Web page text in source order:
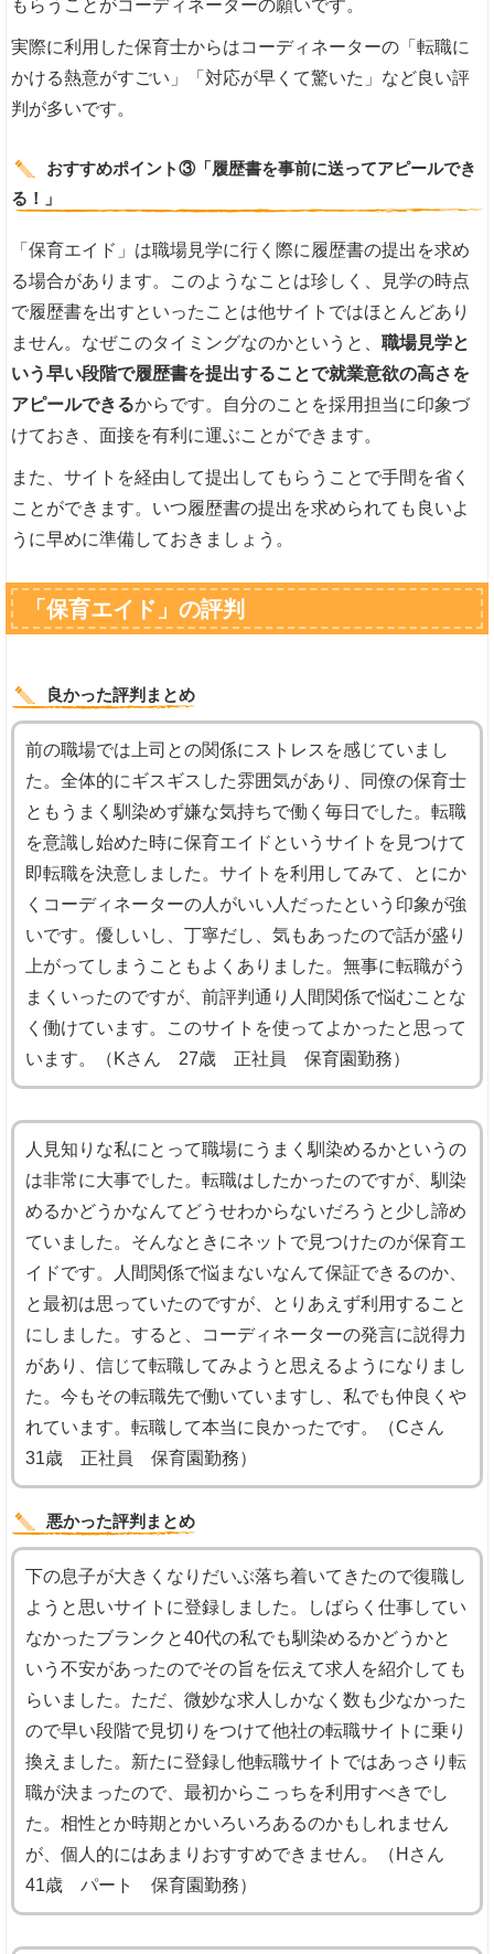
もらうことがコーディネーターの願いです。
実際に利用した保育士からはコーディネーターの「転職に
かける熱意がすごい」「対応が早くて驚いた」など良い評
判が多いです。
おすすめポイント③「履歴書を事前に送ってアピールでき
る！」
「保育エイド」は職場見学に行く際に履歴書の提出を求め
る場合があります。このようなことは珍しく、見学の時点
で履歴書を出すといったことは他サイトではほとんどあり
ません。なぜこのタイミングなのかというと、職場見学と
いう早い段階で履歴書を提出することで就業意欲の高さを
アピールできるからです。自分のことを採用担当に印象づ
けておき、面接を有利に運ぶことができます。
また、サイトを経由して提出してもらうことで手間を省く
ことができます。いつ履歴書の提出を求められても良いよ
うに早めに準備しておきましょう。
「保育エイド」の評判
良かった評判まとめ
前の職場では上司との関係にストレスを感じていまし
た。全体的にギスギスした雰囲気があり、同僚の保育士
ともうまく馴染めず嫌な気持ちで働く毎日でした。転職
を意識し始めた時に保育エイドというサイトを見つけて
即転職を決意しました。サイトを利用してみて、とにか
くコーディネーターの人がいい人だったという印象が強
いです。優しいし、丁寧だし、気もあったので話が盛り
上がってしまうこともよくありました。無事に転職がう
まくいったのですが、前評判通り人間関係で悩むことな
く働けています。このサイトを使ってよかったと思って
います。（Kさん 27歳 正社員 保育園勤務）
人見知りな私にとって職場にうまく馴染めるかというの
は非常に大事でした。転職はしたかったのですが、馴染
めるかどうかなんてどうせわからないだろうと少し諦め
ていました。そんなときにネットで見つけたのが保育エ
イドです。人間関係で悩まないなんて保証できるのか、
と最初は思っていたのですが、とりあえず利用すること
にしました。すると、コーディネーターの発言に説得力
があり、信じて転職してみようと思えるようになりまし
た。今もその転職先で働いていますし、私でも仲良くや
れています。転職して本当に良かったです。（Cさん
31歳 正社員 保育園勤務）
悪かった評判まとめ
下の息子が大きくなりだいぶ落ち着いてきたので復職し
ようと思いサイトに登録しました。しばらく仕事してい
なかったブランクと40代の私でも馴染めるかどうかと
いう不安があったのでその旨を伝えて求人を紹介しても
らいました。ただ、微妙な求人しかなく数も少なかった
ので早い段階で見切りをつけて他社の転職サイトに乗り
換えました。新たに登録し他転職サイトではあっさり転
職が決まったので、最初からこっちを利用すべきでし
た。相性とか時期とかいろいろあるのかもしれません
が、個人的にはあまりおすすめできません。（Hさん
41歳 パート 保育園勤務）